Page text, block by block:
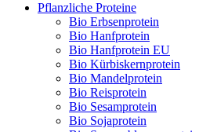
Pflanzliche Proteine
Bio Erbsenprotein
Bio Hanfprotein
Bio Hanfprotein EU
Bio Kürbiskernprotein
Bio Mandelprotein
Bio Reisprotein
Bio Sesamprotein
Bio Sojaprotein